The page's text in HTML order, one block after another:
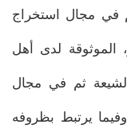
في مجال استخراج
لدى أهل
ثم في مجال
يرتبط بظروفه